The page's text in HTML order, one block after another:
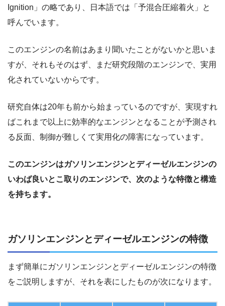
Ignition」の略であり、日本語では「予混合圧縮着火」と
呼んでいます。
このエンジンの名前はあまり聞いたことがないかと思いま
すが、それもそのはず、まだ研究段階のエンジンで、実用
化されていないからです。
研究自体は20年も前から始まっているのですが、実現すれ
ばこれまで以上に効率的なエンジンとなることが予測され
る反面、制御が難しくて実用化の障害になっています。
このエンジンはガソリンエンジンとディーゼルエンジンの
いわば良いとこ取りのエンジンで、次のような特徴と構造
を持ちます。
ガソリンエンジンとディーゼルエンジンの特徴
まず簡単にガソリンエンジンとディーゼルエンジンの特徴
をご説明しますが、それを表にしたものが次になります。